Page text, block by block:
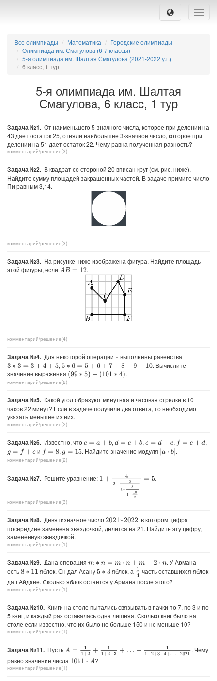
Toggle
Все олимпиады Математика
Городские олимпиады
Олимпиада им. Смагулова (6-7 классы)
5-я олимпиада им. Шалтая Смагулова (2021-2022 у.г.)
6 класс, 1 тур
5-я олимпиада им. Шалтая
Смагулова, 6 класс, 1 тур
Задача №1. От наименьшего 5-значного числа, которое при делении на
43 дает остаток 25, отняли наибольшее 3-значное число, которое при
делении на 51 дает остаток 22. Чему равна полученная разность?
комментарий/решение(3)
Задача №2. В квадрат со стороной 20 вписан круг (см. рис. ниже).
Найдите сумму площадей закрашенных частей. В задаче примите число
Пи равным 3,14.
комментарий/решение(3)
Задача №3. На рисунке ниже изображена фигура. Найдите площадь
этой фигуры, если AB= 12 .
комментарий/решение(4)
Задача №4. Для некоторой операции ∗ выполнены равенства
3 ∗3 =3+4 + 5 , 5∗6 =5+6 +7+8+ 9+ 10
. Вычислите
значение выражения (99∗ 5 )−( 101∗4) .
комментарий/решение(2)
Задача №5. Какой угол образуют минутная и часовая стрелки в 10
часов 22 минут? Если в задаче получили два ответа, то необходимо
указать меньшее из них.
комментарий/решение(2)
Задача №6. Известно, чтоc=a+b , d=c+ b ,e =d+c , f= e+ d
,
g =f+ e и f= 8 , g =15 . Найдите значение модуля a⋅ b | .
комментарий/решение(2)
Задача №7. Решите уравнение: 1 +4 2−21+31+10 x= 5.
комментарий/решение(3)
Задача №8. Девятизначное число2021∗2022 , в котором цифра
посередине заменена звездочкой, делится на 21. Найдите эту цифру,
заменённую звездочкой.
комментарий/решение(1)
Задача №9. Дана операция m∗ n =m ⋅n +m − 2⋅n
. У Армана
есть8 ∗11 яблок. Он дал Асану5∗3 яблок, а 14часть оставшихся яблок
дал Айдане. Сколько яблок остается у Армана после этого?
комментарий/решение(1)
Задача №10. Книги на столе пытались связывать в пачки по 7, по 3 и по
5 книг, и каждый раз оставалась одна лишняя. Сколько книг было на
столе если известно, что их было не больше 150 и не меньше 10?
комментарий/решение(1)
Задача №11. Пусть A= 11 +2+1 1+ 2+3+… +1 1 + 2 +3 +4+…+2021
. Чему
равно значение числа 1011⋅ A ?
комментарий/решение(1)